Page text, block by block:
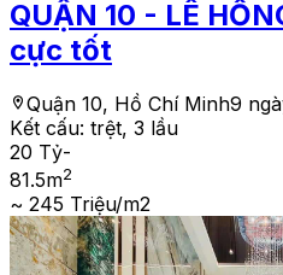
QUẬN 10 - LÊ
cực tốt
Quận 10, Hồ Chí Minh9
Kết cấu: trệt, 3 lầu
20 Tỷ-
81.5m2
~ 245 Triệu/m2